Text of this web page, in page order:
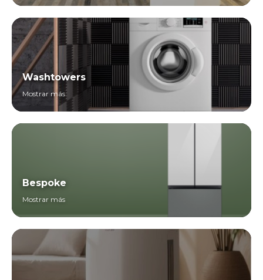
Washtowers
Mostrar más
Bespoke
Mostrar más